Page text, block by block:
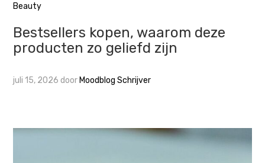
Beauty
Bestsellers kopen, waarom deze
producten zo geliefd zijn
juli 15, 2026 door Moodblog Schrijver